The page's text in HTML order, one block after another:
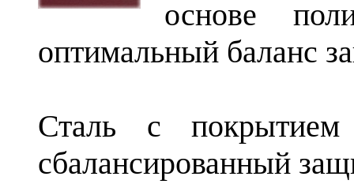
основе
оптимальный баланс
Сталь с
сбалансированный